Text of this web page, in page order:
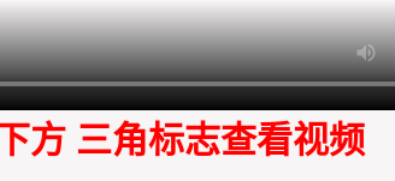
方 三角标志查看视频